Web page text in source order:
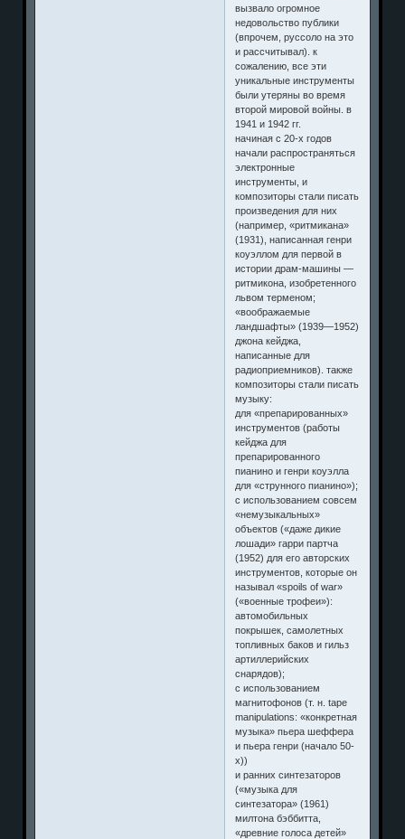
вызвало огромное
недовольство публики
(впрочем, руссоло на это
и рассчитывал). к
сожалению, все эти
уникальные инструменты
были утеряны во время
второй мировой войны. в
1941 и 1942 гг.
начиная с 20-х годов
начали распространяться
электронные
инструменты, и
композиторы стали писать
произведения для них
(например, «ритмикана»
(1931), написанная генри
коуэллом для первой в
истории драм-машины —
ритмикона, изобретенного
львом терменом;
«воображаемые
ландшафты» (1939—1952)
джона кейджа,
написанные для
радиоприемников). также
композиторы стали писать
музыку:
для «препарированных»
инструментов (работы
кейджа для
препарированного
пианино и генри коуэлла
для «струнного пианино»);
с использованием совсем
«немузыкальных»
объектов («даже дикие
лошади» гарри партча
(1952) для его авторских
инструментов, которые он
называл «spoils of war»
(«военные трофеи»):
автомобильных
покрышек, самолетных
топливных баков и гильз
артиллерийских
снарядов);
с использованием
магнитофонов (т. н. tape
manipulations: «конкретная
музыка» пьера шеффера
и пьера генри (начало 50-
х))
и ранних синтезаторов
(«музыка для
синтезатора» (1961)
милтона бэббитта,
«древние голоса детей»